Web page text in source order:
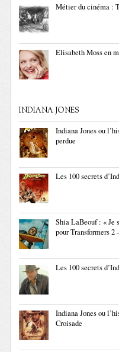
Métier du cinéma :
Elisabeth Moss en
INDIANA JONES
Indiana Jones ou
perdue
Les 100 secrets
Shia LaBeouf : « Je
pour Transformers 2
Les 100 secrets
Indiana Jones ou
Croisade